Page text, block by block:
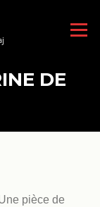
Menu
DE
pièce de